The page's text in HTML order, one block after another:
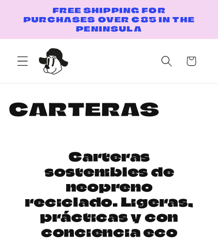
content
FREE SHIPPING FOR
PURCHASES OVER €85 IN THE
PENINSULA
Cart
C
CARTERAS
Carteras
sostenibles de
neopreno
reciclado. Ligeras,
prácticas y con
conciencia eco